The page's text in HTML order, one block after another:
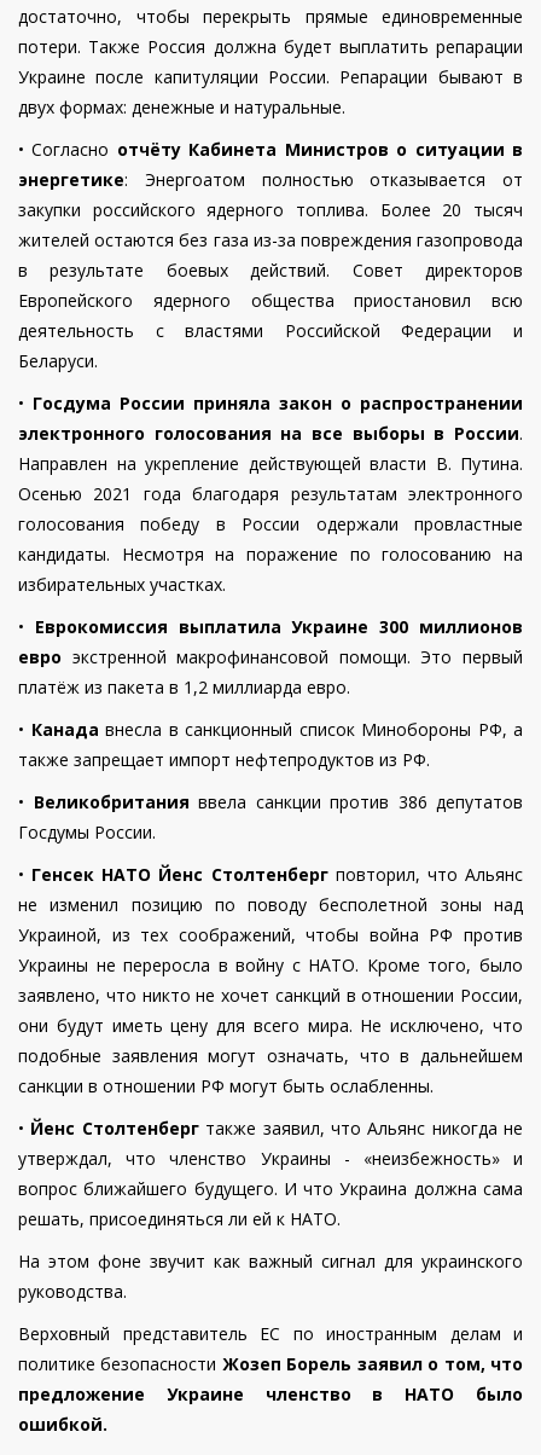
достаточно, чтобы перекрыть прямые единовременные
потери. Также Россия должна будет выплатить репарации
Украине после капитуляции России. Репарации бывают в
двух формах: денежные и натуральные.
•Согласно отчёту Кабинета Министров о ситуации в
энергетике: Энергоатом полностью отказывается от
закупки российского ядерного топлива. Более 20 тысяч
жителей остаются без газа из-за повреждения газопровода
в результате боевых действий. Совет директоров
Европейского ядерного общества приостановил всю
деятельность с властями Российской Федерации и
Беларуси.
• Госдума России приняла закон о распространении
электронного голосования на все выборы в России.
Направлен на укрепление действующей власти В. Путина.
Осенью 2021 года благодаря результатам электронного
голосования победу в России одержали провластные
кандидаты. Несмотря на поражение по голосованию на
избирательных участках.
• Еврокомиссия выплатила Украине 300 миллионов
евро экстренной макрофинансовой помощи. Это первый
платёж из пакета в 1,2 миллиарда евро.
• Канада внесла в санкционный список Минобороны РФ, а
также запрещает импорт нефтепродуктов из РФ.
• Великобритания ввела санкции против 386 депутатов
Госдумы России.
• Генсек НАТО Йенс Столтенбергповторил, что Альянс
не изменил позицию по поводу бесполетной зоны над
Украиной, из тех соображений, чтобы война РФ против
Украины не переросла в войну с НАТО. Кроме того, было
заявлено, что никто не хочет санкций в отношении России,
они будут иметь цену для всего мира. Не исключено, что
подобные заявления могут означать, что в дальнейшем
санкции в отношении РФ могут быть ослабленны.
• Йенс Столтенбергтакже заявил, что Альянс никогда не
утверждал, что членство Украины - «неизбежность» и
вопрос ближайшего будущего. И что Украина должна сама
решать, присоединяться ли ей к НАТО.
На этом фоне звучит как важный сигнал для украинского
руководства.
Верховный представитель ЕС по иностранным делам и
политике безопасности Жозеп Борель заявил о том, что
предложение Украине членство в НАТО было
ошибкой.